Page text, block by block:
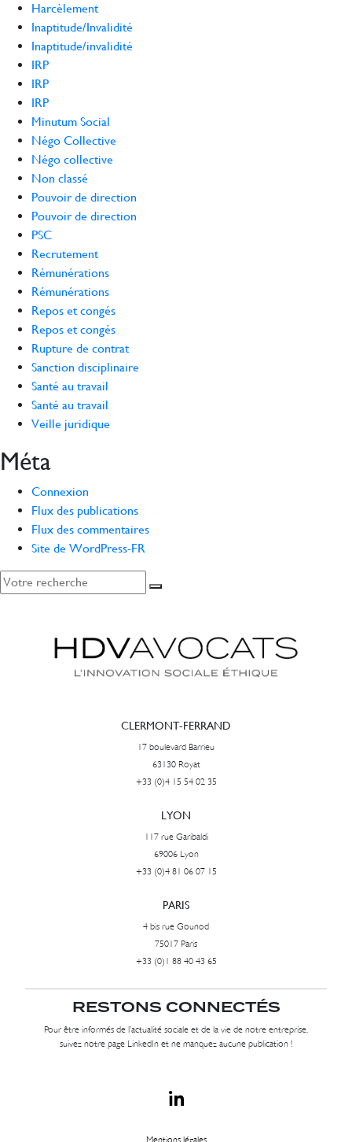
Harcèlement
Inaptitude/Invalidité
Inaptitude/invalidité
IRP
IRP
IRP
Minutum Social
Négo Collective
Négo collective
Non classé
Pouvoir de direction
Pouvoir de direction
PSC
Recrutement
Rémunérations
Rémunérations
Repos et congés
Repos et congés
Rupture de contrat
Sanction disciplinaire
Santé au travail
Santé au travail
Veille juridique
Méta
Connexion
Flux des publications
Flux des commentaires
Site de WordPress-FR
CLERMONT-FERRAND
17 boulevard Barrieu
63130 Royat
+33 (0)4 15 54 02 35
LYON
117 rue Garibaldi
69006 Lyon
+33 (0)4 81 06 07 15
PARIS
4 bis rue Gounod
75017 Paris
+33 (0)1 88 40 43 65
RESTONS CONNECTÉS
Pour être informés de l’actualité sociale et de la vie de notre entreprise,
suivez notre page LinkedIn et ne manquez aucune publication !
Mentions légales